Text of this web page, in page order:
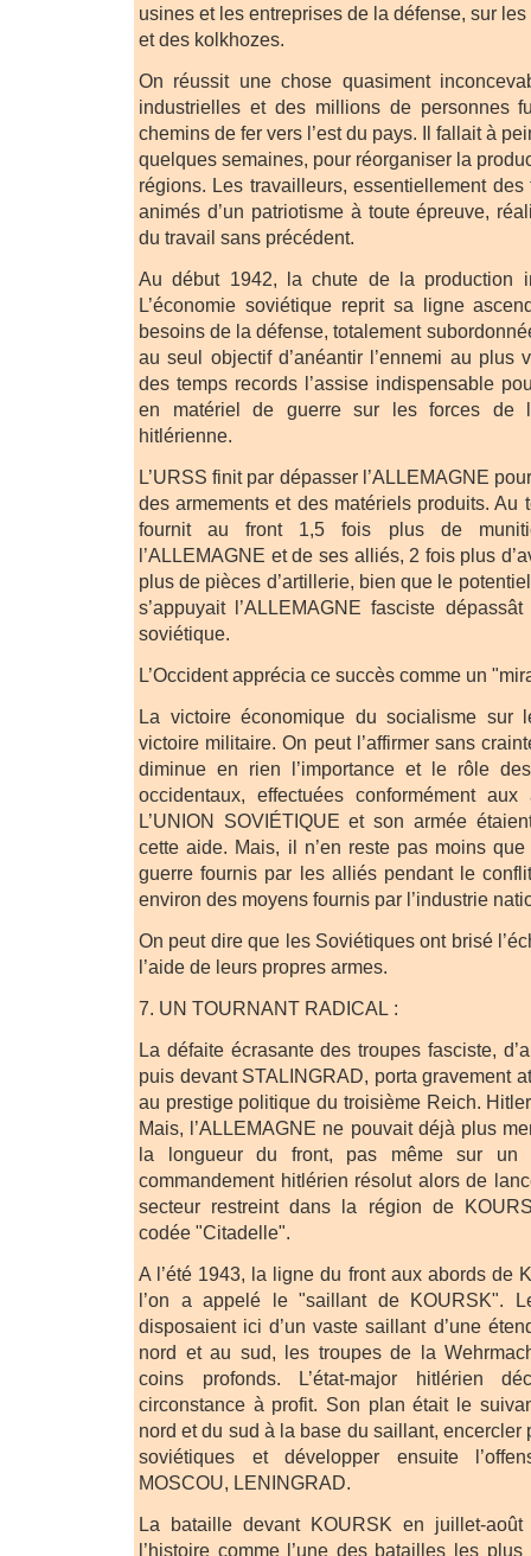
usines et les entreprises de la défense, sur
et des kolkhozes.
On réussit une chose quasiment
industrielles et des millions de personnes
chemins de fer vers l’est du pays. Il fallait à
quelques semaines, pour réorganiser la
régions. Les travailleurs, essentiellement
animés d’un patriotisme à toute épreuve,
du travail sans précédent.
Au début 1942, la chute de la production
L’économie soviétique reprit sa ligne
besoins de la défense, totalement
au seul objectif d’anéantir l’ennemi au plus
des temps records l’assise indispensable
en matériel de guerre sur les forces de
hitlérienne.
L’URSS finit par dépasser l’ALLEMAGNE
des armements et des matériels produits. Au
fournit au front 1,5 fois plus de
l’ALLEMAGNE et de ses alliés, 2 fois plus
plus de pièces d’artillerie, bien que le
s’appuyait l’ALLEMAGNE fasciste
soviétique.
L’Occident apprécia ce succès comme un
La victoire économique du socialisme sur
victoire militaire. On peut l’affirmer sans
diminue en rien l’importance et le rôle
occidentaux, effectuées conformément aux
L’UNION SOVIÉTIQUE et son armée
cette aide. Mais, il n’en reste pas moins
guerre fournis par les alliés pendant le
environ des moyens fournis par l’industrie
On peut dire que les Soviétiques ont brisé
l’aide de leurs propres armes.
7. UN TOURNANT RADICAL :
La défaite écrasante des troupes fasciste,
puis devant STALINGRAD, porta gravement
au prestige politique du troisième Reich.
Mais, l’ALLEMAGNE ne pouvait déjà plus
la longueur du front, pas même sur un
commandement hitlérien résolut alors de
secteur restreint dans la région de
codée "Citadelle".
A l’été 1943, la ligne du front aux abords de
l’on a appelé le "saillant de KOURSK".
disposaient ici d’un vaste saillant d’une
nord et au sud, les troupes de la
coins profonds. L’état-major hitlérien
circonstance à profit. Son plan était le
nord et du sud à la base du saillant, encercler
soviétiques et développer ensuite
MOSCOU, LENINGRAD.
La bataille devant KOURSK en juillet-
l’histoire comme l’une des batailles les